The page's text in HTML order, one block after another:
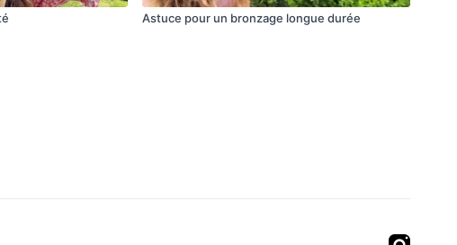
Astuce pour un bronzage longue durée